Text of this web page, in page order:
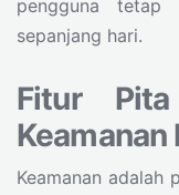
pengguna tetap
sepanjang hari.
Fitur
Keamanan adalah